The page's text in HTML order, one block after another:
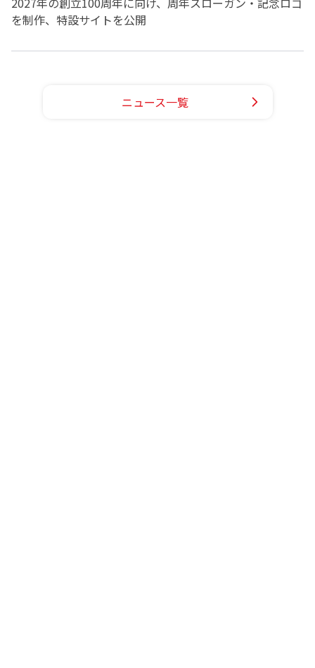
を制作、特設サイトを公開
ニュース一覧